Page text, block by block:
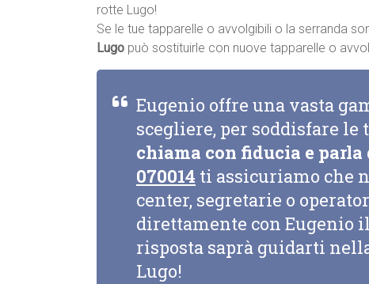
rotte Lugo!
Se le tue tapparelle o avvolgibili o la serranda
Lugo può sostituirle con nuove tapparelle o
Eugenio offre una vasta
scegliere, per soddisfare le
chiama con fiducia e
070014 ti assicuriamo che
center, segretarie o
direttamente con Eugenio
risposta saprà guidarti
Lugo!